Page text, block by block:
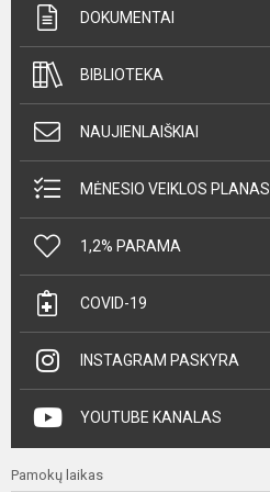
DOKUMENTAI
BIBLIOTEKA
NAUJIENLAIŠKIAI
MĖNESIO VEIKLOS PLANAS
1,2% PARAMA
COVID-19
INSTAGRAM PASKYRA
YOUTUBE KANALAS
Pamokų laikas